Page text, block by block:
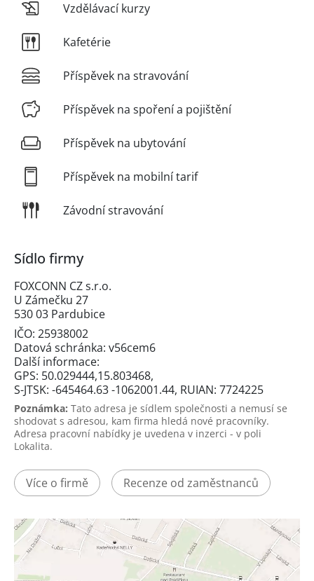
Vzdělávací kurzy
Kafetérie
Příspěvek na stravování
Příspěvek na spoření a pojištění
Příspěvek na ubytování
Příspěvek na mobilní tarif
Závodní stravování
Sídlo firmy
FOXCONN CZ s.r.o.
U Zámečku 27
530 03 Pardubice
IČO: 25938002
Datová schránka: v56cem6
Další informace:
GPS: 50.029444,15.803468,
S-JTSK: -645464.63 -1062001.44, RUIAN: 7724225
Poznámka: Tato adresa je sídlem společnosti a nemusí se
shodovat s adresou, kam firma hledá nové pracovníky.
Adresa pracovní nabídky je uvedena v inzerci - v poli
Lokalita.
Více o firmě Recenze od zaměstnanců